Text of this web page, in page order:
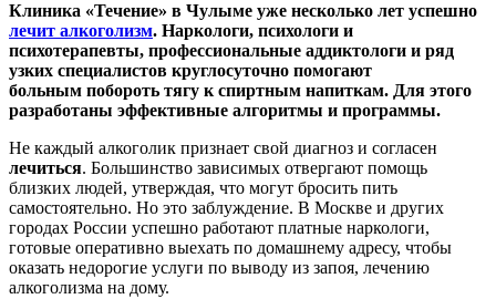
Клиника «Течение» в Чулыме уже несколько лет успешно
лечит алкоголизм. Наркологи, психологи и
психотерапевты, профессиональные аддиктологи и ряд
узких специалистов круглосуточно помогают
больным побороть тягу к спиртным напиткам. Для этого
разработаны эффективные алгоритмы и программы.
Не каждый алкоголик признает свой диагноз и согласен
лечиться. Большинство зависимых отвергают помощь
близких людей, утверждая, что могут бросить пить
самостоятельно. Но это заблуждение. В Москве и других
городах России успешно работают платные наркологи,
готовые оперативно выехать по домашнему адресу, чтобы
оказать недорогие услуги по выводу из запоя, лечению
алкоголизма на дому.